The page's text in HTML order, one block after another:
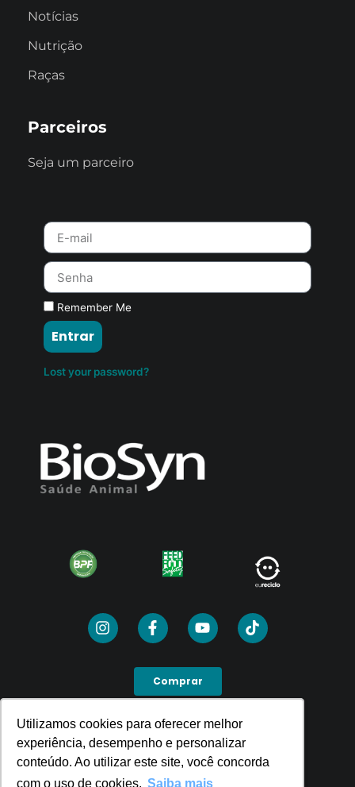
Utilizamos cookies para oferecer melhor
experiência, desempenho e personalizar
conteúdo. Ao utilizar este site, você concorda
com o uso de cookies. Saiba mais
Utilizamos cookies para oferecer melhor
experiência, desempenho e personalizar
conteúdo. Ao utilizar este site, você concorda
com o uso de cookies. Saiba mais
Notícias
Nutrição
Raças
Parceiros
Seja um parceiro
Remember Me
Entrar
Lost your password?
Comprar
SEJA UM PDV